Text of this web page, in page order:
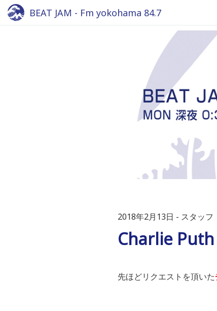
BEAT JAM - Fm yokohama 84.7
2018年2月13日 スタッフ
Charlie Puth
先ほどリクエストを頂いた